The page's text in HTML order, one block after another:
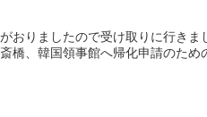
おりましたので受け取りに行き
橋、韓国領事館へ帰化申請のため